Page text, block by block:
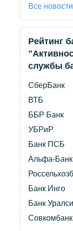
Все новости
Рейтинг
службы
СберБанк
ВТБ
ББР Банк
УБРиР
Банк ПСБ
Альфа-Банк
Банк Инго
Банк
Совкомбанк